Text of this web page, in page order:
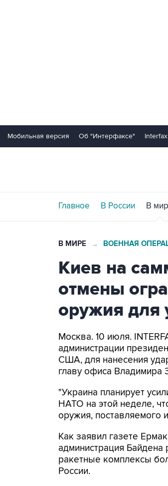
Мобильная версия Об "Интерфаксе"
Главное В России В
В МИРЕ → ВОЕННАЯ
Киев на
отмены
оружия для
Москва. 10 июля.
администрации
США, для нанесения
главу офиса Владимира
"Украина планирует
НАТО на этой неделе,
оружия, поставляемого
Как заявил газете
администрация Байдена
ракетные комплексы
России.